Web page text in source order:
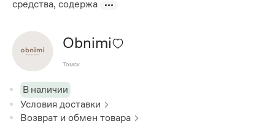
средства, содержа
Obnimi
Томск
В наличии
Условия доставки
Возврат и обмен товара